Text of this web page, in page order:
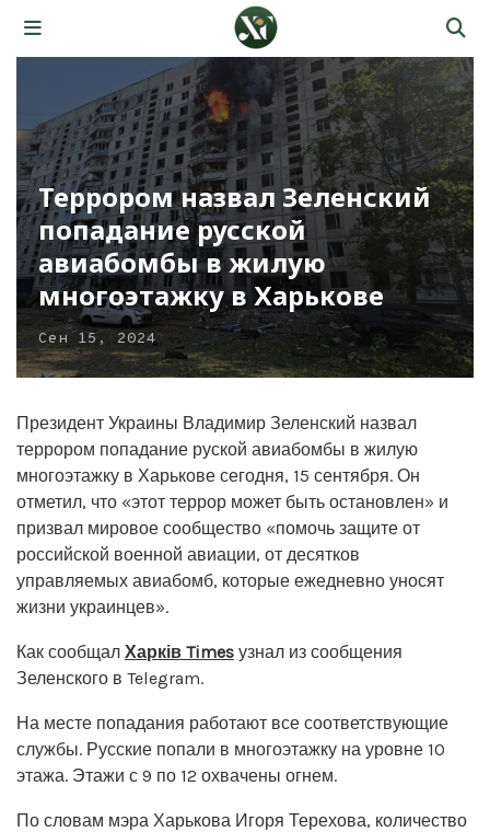
Террором назвал Зеленский
попадание русской
авиабомбы в жилую
многоэтажку в Харькове
Сен 15, 2024
Президент Украины Владимир Зеленский назвал
террором попадание руской авиабомбы в жилую
многоэтажку в Харькове сегодня, 15 сентября. Он
отметил, что «этот террор может быть остановлен» и
призвал мировое сообщество «помочь защите от
российской военной авиации, от десятков
управляемых авиабомб, которые ежедневно уносят
жизни украинцев».
Как сообщал Харків Times узнал из сообщения
Зеленского в Telegram.
На месте попадания работают все соответствующие
службы. Русские попали в многоэтажку на уровне 10
этажа. Этажи с 9 по 12 охвачены огнем.
По словам мэра Харькова Игоря Терехова, количество